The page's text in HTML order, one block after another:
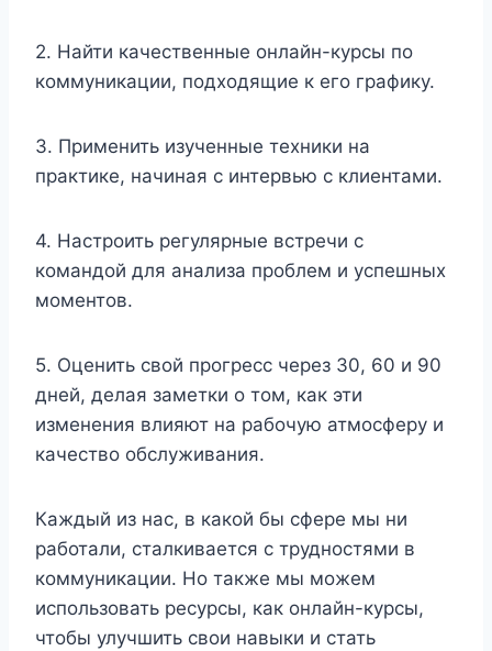
2. Найти качественные онлайн-курсы по
коммуникации, подходящие к его графику.
3. Применить изученные техники на
практике, начиная с интервью с клиентами.
4. Настроить регулярные встречи с
командой для анализа проблем и успешных
моментов.
5. Оценить свой прогресс через 30, 60 и 90
дней, делая заметки о том, как эти
изменения влияют на рабочую атмосферу и
качество обслуживания.
Каждый из нас, в какой бы сфере мы ни
работали, сталкивается с трудностями в
коммуникации. Но также мы можем
использовать ресурсы, как онлайн-курсы,
чтобы улучшить свои навыки и стать